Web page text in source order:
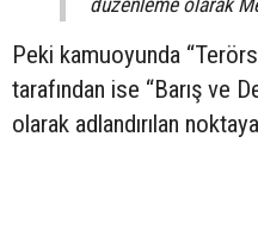
düzenleme olarak
Peki kamuoyunda
tarafından ise “Barış ve
olarak adlandırılan